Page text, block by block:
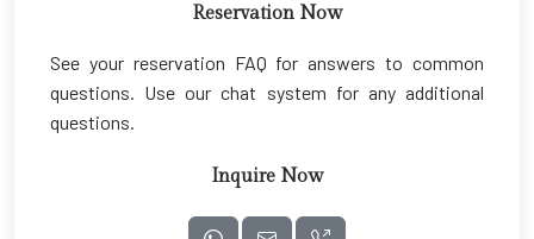
Reservation Now
See your reservation FAQ for answers to common
questions. Use our chat system for any additional
questions.
Inquire Now